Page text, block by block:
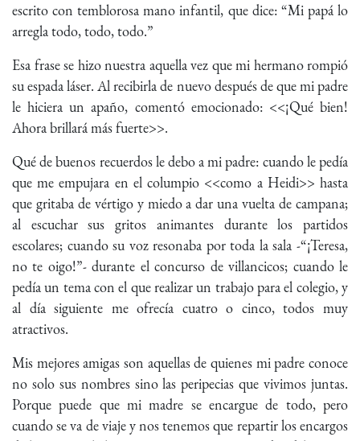
escrito con temblorosa mano infantil, que dice: “Mi papá lo
arregla todo, todo, todo.”
Esa frase se hizo nuestra aquella vez que mi hermano rompió
su espada láser. Al recibirla de nuevo después de que mi padre
le hiciera un apaño, comentó emocionado: <<¡Qué bien!
Ahora brillará más fuerte>>.
Qué de buenos recuerdos le debo a mi padre: cuando le pedía
que me empujara en el columpio <<como a Heidi>> hasta
que gritaba de vértigo y miedo a dar una vuelta de campana;
al escuchar sus gritos animantes durante los partidos
escolares; cuando su voz resonaba por toda la sala -“¡Teresa,
no te oigo!”- durante el concurso de villancicos; cuando le
pedía un tema con el que realizar un trabajo para el colegio, y
al día siguiente me ofrecía cuatro o cinco, todos muy
atractivos.
Mis mejores amigas son aquellas de quienes mi padre conoce
no solo sus nombres sino las peripecias que vivimos juntas.
Porque puede que mi madre se encargue de todo, pero
cuando se va de viaje y nos tenemos que repartir los encargos